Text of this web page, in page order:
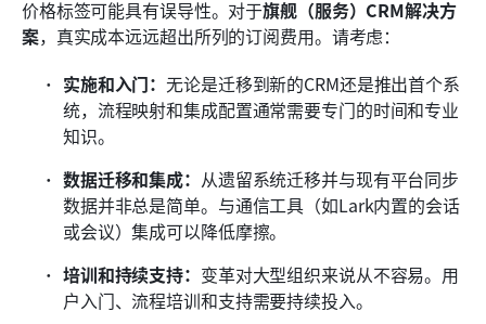
价格标签可能具有误导性。对于旗舰（服务）CRM解决方
案，真实成本远远超出所列的订阅费用。请考虑：
实施和入门：无论是迁移到新的CRM还是推出首个系
统，流程映射和集成配置通常需要专门的时间和专业
知识。
数据迁移和集成： 从遗留系统迁移并与现有平台同步
数据并非总是简单。与通信工具（如Lark内置的会话
或会议）集成可以降低摩擦。
培训和持续支持： 变革对大型组织来说从不容易。用
户入门、流程培训和支持需要持续投入。